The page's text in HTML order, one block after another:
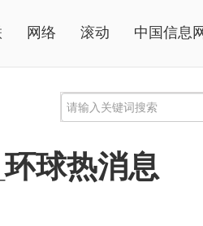
网络 滚动 中国信息网
球热消息